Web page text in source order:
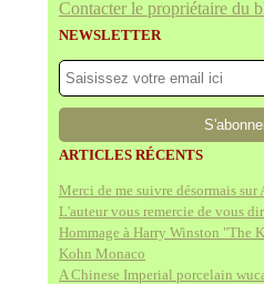
Contacter le propriétaire du
NEWSLETTER
ARTICLES RÉCENTS
Merci de me suivre désormais
L'auteur vous remercie de vous
Hommage à Harry Winston "The
Kohn Monaco
A Chinese Imperial porcelain